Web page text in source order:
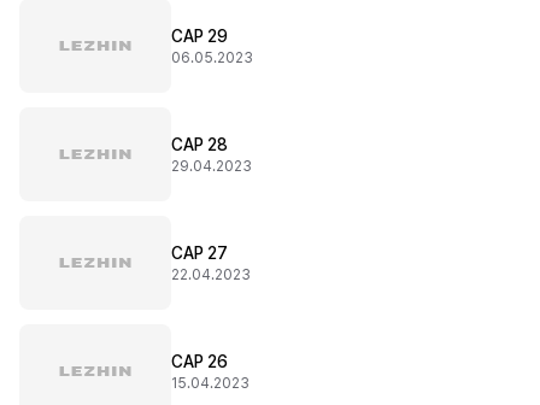
CAP 29
06.05.2023
CAP 28
29.04.2023
CAP 27
22.04.2023
CAP 26
15.04.2023